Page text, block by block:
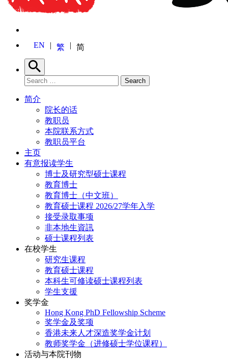
EN 繁 简
Search
Search for: Search
简介
院长的话
教职员
本院联系方式
教职员平台
主页
有意报读学生
博士及研究型硕士课程
教育博士
教育博士（中文班）
教育硕士课程 2026/27学年入学
接受录取事项
非本地生資訊
硕士课程列表
在校学生
研究生课程
教育硕士课程
本科生可修读硕士课程列表
学生支援
奖学金
Hong Kong PhD Fellowship Scheme
奖学金及奖项
香港未来人才深造奖学金计划
教师奖学金（进修硕士学位课程）
活动与本院刊物